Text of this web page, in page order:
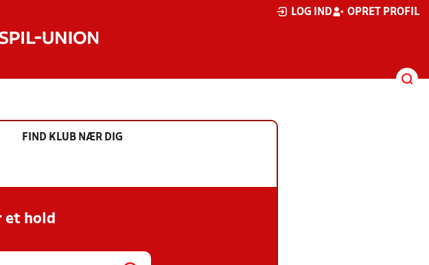
LOG IND OPRET PROFIL
FIND KLUB NÆR DIG
et hold